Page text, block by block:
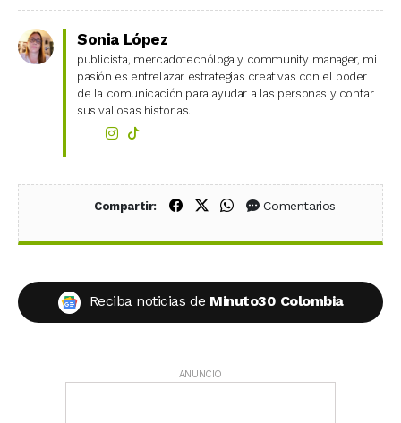
Sonia López
publicista, mercadotecnóloga y community manager, mi
pasión es entrelazar estrategias creativas con el poder
de la comunicación para ayudar a las personas y contar
sus valiosas historias.
Compartir: Compartir en Facebook
Compartir en X (Twitter)
Compartir en WhatsApp
Comentarios
Reciba noticias de Minuto30 Colombia
ANUNCIO